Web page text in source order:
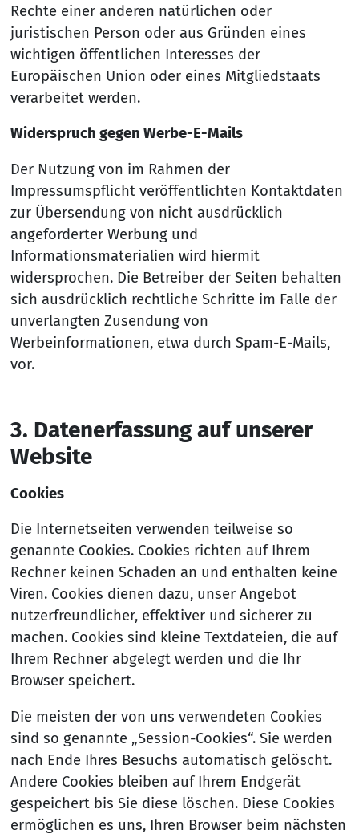
Rechte einer anderen natürlichen oder
juristischen Person oder aus Gründen eines
wichtigen öffentlichen Interesses der
Europäischen Union oder eines Mitgliedstaats
verarbeitet werden.
Widerspruch gegen Werbe-E-Mails
Der Nutzung von im Rahmen der
Impressumspflicht veröffentlichten Kontaktdaten
zur Übersendung von nicht ausdrücklich
angeforderter Werbung und
Informationsmaterialien wird hiermit
widersprochen. Die Betreiber der Seiten behalten
sich ausdrücklich rechtliche Schritte im Falle der
unverlangten Zusendung von
Werbeinformationen, etwa durch Spam-E-Mails,
vor.
3. Da­ten­er­fas­sung auf un­se­rer
Web­si­te
Cookies
Die Internetseiten verwenden teilweise so
genannte Cookies. Cookies richten auf Ihrem
Rechner keinen Schaden an und enthalten keine
Viren. Cookies dienen dazu, unser Angebot
nutzerfreundlicher, effektiver und sicherer zu
machen. Cookies sind kleine Textdateien, die auf
Ihrem Rechner abgelegt werden und die Ihr
Browser speichert.
Die meisten der von uns verwendeten Cookies
sind so genannte „Session-Cookies“. Sie werden
nach Ende Ihres Besuchs automatisch gelöscht.
Andere Cookies bleiben auf Ihrem Endgerät
gespeichert bis Sie diese löschen. Diese Cookies
ermöglichen es uns, Ihren Browser beim nächsten